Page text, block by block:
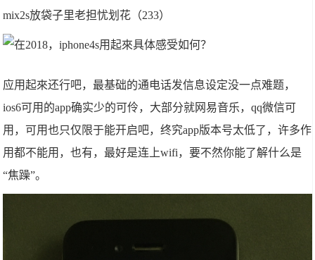
mix2s放袋子里老担忧划花（233）
应用起來还行吧，最基础的通电话发信息设定没一点难题，
ios6可用的app确实少的可伶，大部分就网易音乐，qq微信可
用，可用也只仅限于能开启吧，终究app版本号太低了，许多作
用都不能用，也有，最好是连上wifi，要不然你能了解什么是
“焦躁”。